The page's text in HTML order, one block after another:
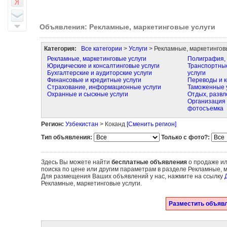
Объявления: Рекламные, маркетинговые услуги
Категория: Все категории > Услуги > Рекламные,
Рекламные, маркетинговые услуги
Юридические и консалтинговые услуги
Бухгалтерские и аудиторские услуги
Финансовые и кредитные услуги
Страхование, информационные услуги
Охранные и сыскные услуги
Полиграфия,
услуги
Переводы и
Таможенные
Отдых,
Организация
фотосъемка
Регион: Узбекистан > Коканд [Сменить регион]
Тип объявления:
Только с фото?:
Здесь Вы можете найти бесплатные объявленияо продаже
поиска по цене или другим параметрам в разделе Рекламные,
Для размещения Ваших объявлений у нас, нажмите на ссылку
Рекламные, маркетинговые услуги.
Разместить